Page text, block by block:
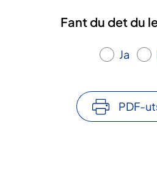
Fant du det du
Ja
PDF-